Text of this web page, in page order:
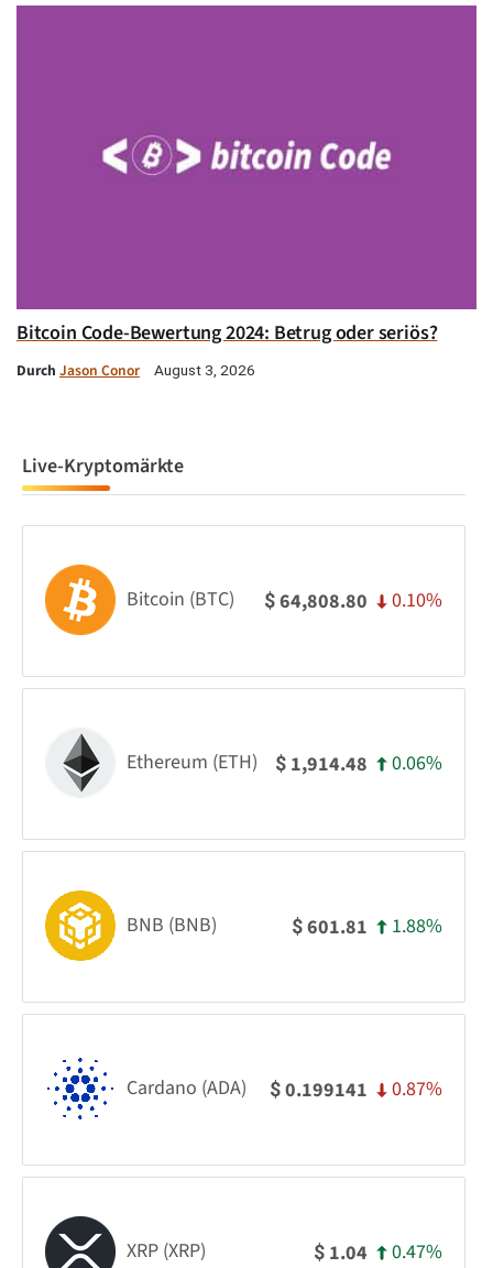
Bitcoin Code-Bewertung 2024: Betrug oder seriös?
Durch Jason Conor August 3, 2026
Live-Kryptomärkte
Bitcoin (BTC) $64,808.80 0.10%
Ethereum (ETH) $ 1,914.48 0.06%
BNB (BNB) $601.81 1.88%
Cardano (ADA) $0.199141 0.87%
XRP (XRP) $ 1.04 0.47%